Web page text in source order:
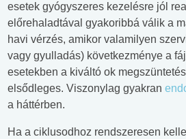
esetek gyógyszeres kezelésre jól
előrehaladtával gyakoribbá válik a
havi vérzés, amikor valamilyen
vagy gyulladás) következménye a
esetekben a kiváltó ok
elsődleges. Viszonylag gyakran
a háttérben.
Ha a ciklusodhoz rendszeresen